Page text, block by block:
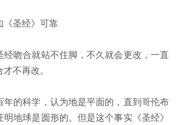
《圣经》可靠
经吻合就站不住脚，不久就会更改，一直
不再改。
年的科学，认为地是平面的，直到哥伦布
地球是圆形的。但是这个事实《圣经》